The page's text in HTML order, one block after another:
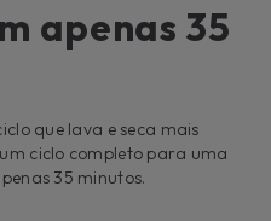
apenas 35
que lava e seca mais
ciclo completo para uma
35 minutos.